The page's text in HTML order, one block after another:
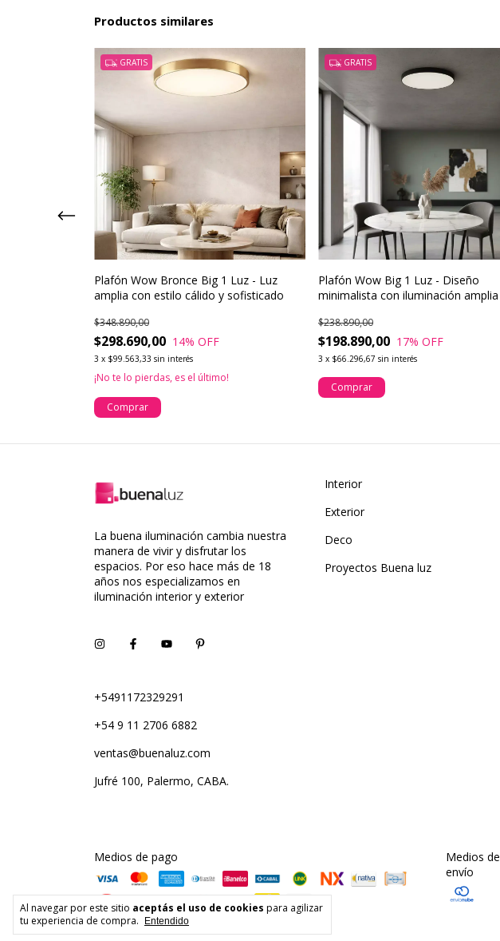
Al navegar por este sitio aceptás el uso de cookies para agilizar
tu experiencia de compra.
Entendido
Productos similares
GRATIS
Plafón Wow Bronce Big 1 Luz - Luz
amplia con estilo cálido y sofisticado
$298.690,00
$348.890,00
14% OFF
3 x $99.563,33 sin interés
¡No te lo pierdas, es el último!
Comprar
GRATIS
Plafón Wow Big 1 Luz - Diseño
minimalista con iluminación amplia
$198.890,00
$238.890,00
17% OFF
3 x $66.296,67 sin interés
Comprar
La buena iluminación cambia nuestra
manera de vivir y disfrutar los
espacios. Por eso hace más de 18
años nos especializamos en
iluminación interior y exterior
+5491172329291
+54 9 11 2706 6882
ventas@buenaluz.com
Jufré 100, Palermo, CABA.
Interior
Exterior
Deco
Proyectos Buena luz
Medios de pago
Medios de
envío